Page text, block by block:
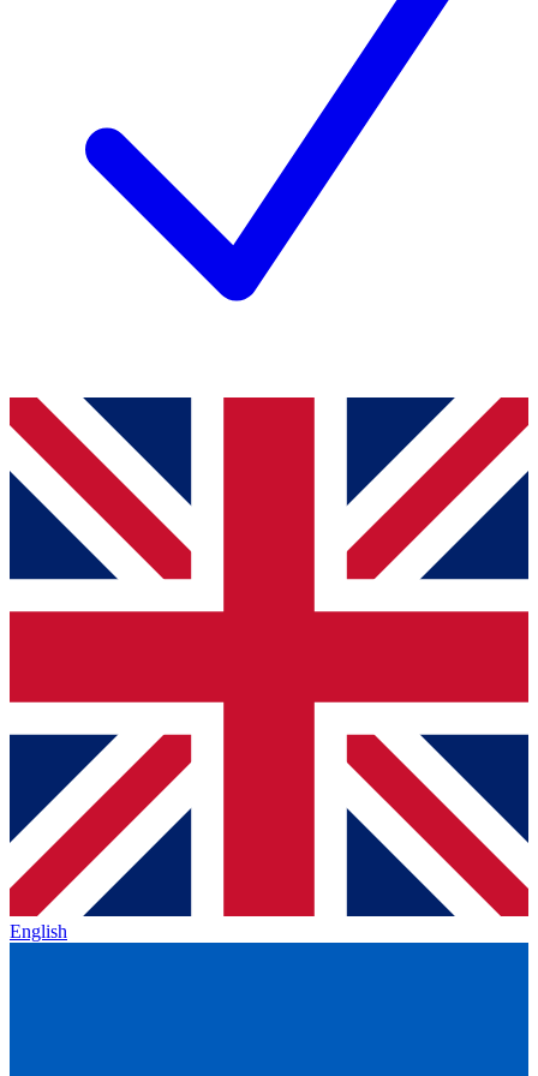
English